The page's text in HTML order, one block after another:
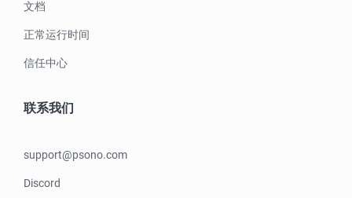
文档
正常运行时间
信任中心
联系我们
support@psono.com
Discord